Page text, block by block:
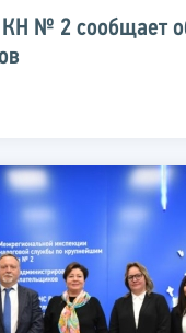
№ 2 сообщает